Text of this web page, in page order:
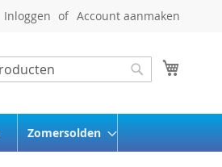
Inloggen Account aanmaken
Zomersolden